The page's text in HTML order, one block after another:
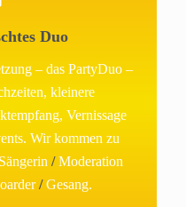
Duo
– das PartyDuo –
kleinere
Vernissage
Wir kommen zu
/Moderation
/Gesang.